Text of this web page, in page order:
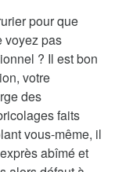
pour que
voyez pas
? Il est bon
votre
des
faits
vous-même, il
abîmé et